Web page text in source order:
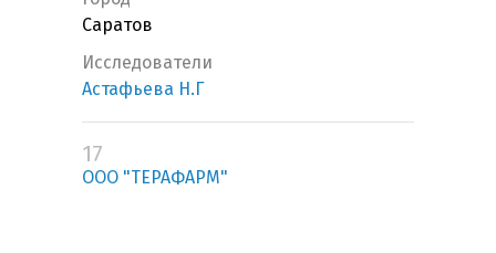
Саратов
Исследователи
Астафьева Н.Г
17
ООО "ТЕРАФАРМ"